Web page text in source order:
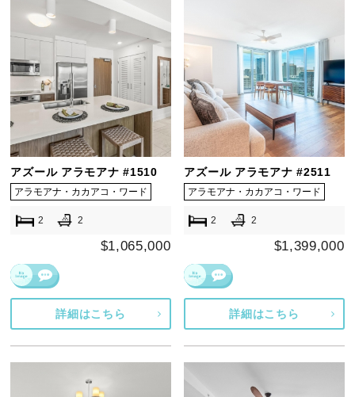
アズール アラモアナ #1510
アラモアナ・カカアコ・ワード
2 2
$1,065,000
詳細はこちら
アズール アラモアナ #2511
アラモアナ・カカアコ・ワード
2 2
$1,399,000
詳細はこちら